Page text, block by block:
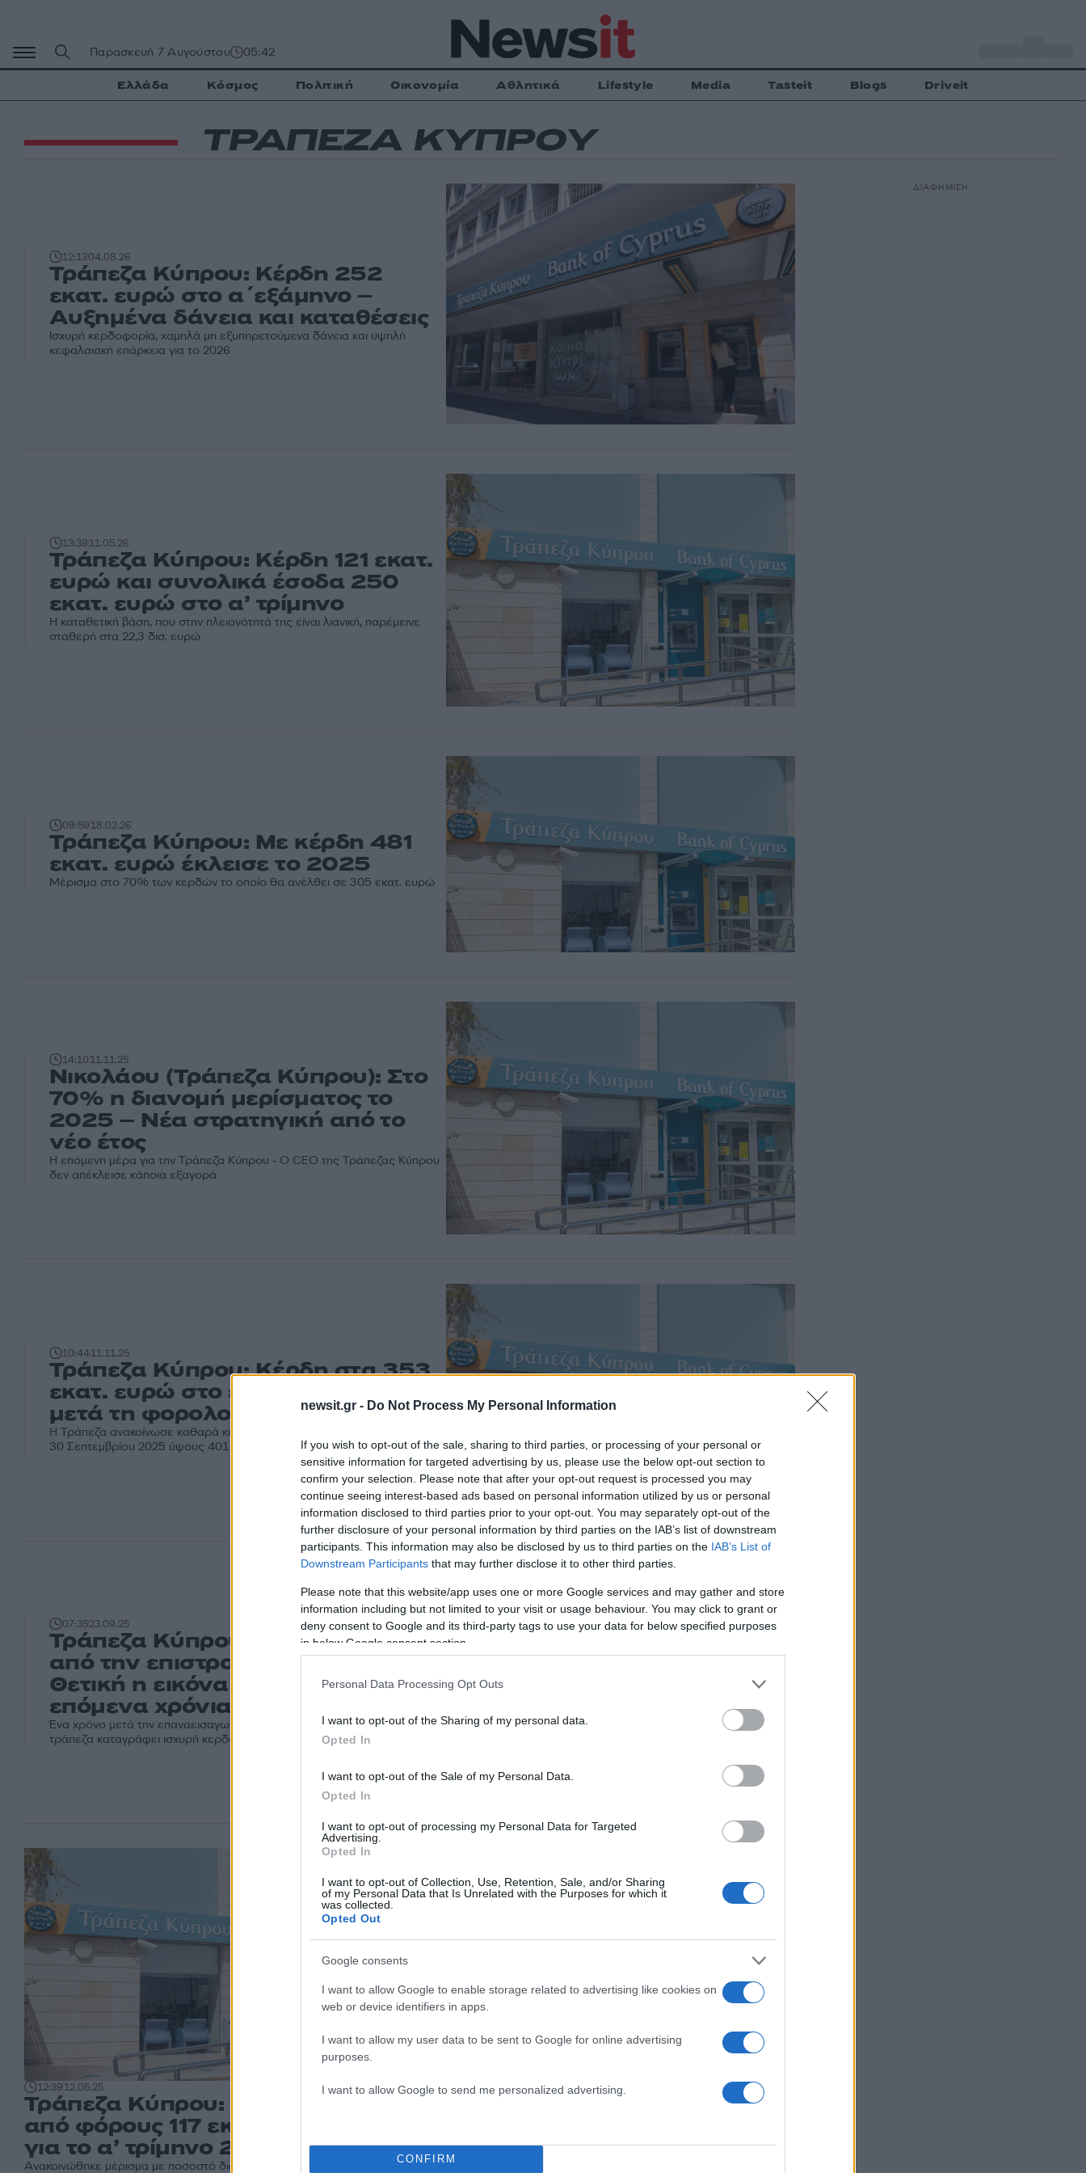
newsit.gr - Do Not Process My Personal Information
If you wish to opt-out of the sale, sharing to third parties, or processing of your personal or
sensitive information for targeted advertising by us, please use the below opt-out section to
confirm your selection. Please note that after your opt-out request is processed you may
continue seeing interest-based ads based on personal information utilized by us or personal
information disclosed to third parties prior to your opt-out. You may separately opt-out of the
further disclosure of your personal information by third parties on the IAB’s list of downstream
participants. This information may also be disclosed by us to third parties on the IAB’s List of
Downstream Participants that may further disclose it to other third parties.
Please note that this website/app uses one or more Google services and may gather and store
information including but not limited to your visit or usage behaviour. You may click to grant or
deny consent to Google and its third-party tags to use your data for below specified purposes
in below Google consent section.
Personal Data Processing Opt Outs
I want to opt-out of the Sharing of my personal data.
Opted In
I want to opt-out of the Sale of my Personal Data.
Opted In
I want to opt-out of processing my Personal Data for Targeted
Advertising.
Opted In
I want to opt-out of Collection, Use, Retention, Sale, and/or Sharing
of my Personal Data that Is Unrelated with the Purposes for which it
was collected.
Opted Out
Google consents
I want to allow Google to enable storage related to advertising like cookies on
web or device identifiers in apps.
I want to allow my user data to be sent to Google for online advertising
purposes.
I want to allow Google to send me personalized advertising.
CONFIRM
περιεχόμενο
Παρασκευή 7 Αυγούστου 05:42
Ελλάδα Κόσμος Πολιτική Οικονομία Αθλητικά Lifestyle Media Tasteit Blogs Driveit
ΤΡΑΠΕΖΑ ΚΥΠΡΟΥ
12:1304.08.26
Τράπεζα Κύπρου: Κέρδη 252
εκατ. ευρώ στο α΄εξάμηνο –
Αυξημένα δάνεια και καταθέσεις
Ισχυρή κερδοφορία, χαμηλά μη εξυπηρετούμενα δάνεια και υψηλή
κεφαλαιακή επάρκεια για το 2026
13:3911.05.26
Τράπεζα Κύπρου: Κέρδη 121‬ εκατ.
ευρώ και συνολικά έσοδα 250
εκατ. ευρώ στο α’ τρίμηνο
Η καταθετική βάση, που στην πλειονότητά της είναι λιανική, παρέμεινε
σταθερή στα 22,3 δισ. ευρώ
09:5918.02.26
Τράπεζα Κύπρου: Με κέρδη 481
εκατ. ευρώ έκλεισε το 2025
Μέρισμα στο 70% των κερδών το οποίο θα ανέλθει σε 305 εκατ. ευρώ
14:1011.11.25
Νικολάου (Τράπεζα Κύπρου): Στο
70% η διανομή μερίσματος το
2025 – Νέα στρατηγική από το
νέο έτος
Η επόμενη μέρα για την Τράπεζα Κύπρου - Ο CEO της Τράπεζας Κύπρου
δεν απέκλεισε κάποια εξαγορά
10:4411.11.25
Τράπεζα Κύπρου: Κέρδη στα 353
εκατ. ευρώ στο εννεάμηνο 2025
μετά τη φορολογία
Η Τράπεζα ανακοίνωσε καθαρά κέρδη για το εννεάμηνο που έληξε στις
30 Σεπτεμβρίου 2025 ύψους 401 εκατ. ευρώ
07:3523.09.25
Τράπεζα Κύπρου: Ένας χρόνος
από την επιστροφή στο ΧΑ –
Θετική η εικόνα για την αγορά τα
επόμενα χρόνια
Ένα χρόνο μετά την επαναεισαγωγή της στο Χρηματιστήριο Αθηνών, η
τράπεζα καταγράφει ισχυρή κερδοφορία και εστιάζει στην τεχνολογία
12:3912.05.25
Τράπεζα Κύπρου: Κέρδη μετά
από φόρους 117 εκατ. ευρώ
για το α’ τρίμηνο 2025
Ανακοινώθηκε μέρισμα με ποσοστό διανομής 50% για το 2024
08:0019.02.25
Τράπεζα Κύπρου: Κέρδη 508
μέρισμα 50% – Ο στόχος
ΔΙΑΦΗΜΙΣΗ